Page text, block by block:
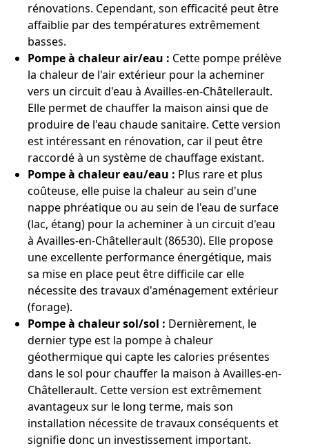
rénovations. Cependant, son efficacité peut être
affaiblie par des températures extrêmement
basses.
Pompe à chaleur air/eau : Cette pompe prélève
la chaleur de l'air extérieur pour la acheminer
vers un circuit d'eau à Availles-en-Châtellerault.
Elle permet de chauffer la maison ainsi que de
produire de l'eau chaude sanitaire. Cette version
est intéressant en rénovation, car il peut être
raccordé à un système de chauffage existant.
Pompe à chaleur eau/eau : Plus rare et plus
coûteuse, elle puise la chaleur au sein d'une
nappe phréatique ou au sein de l'eau de surface
(lac, étang) pour la acheminer à un circuit d'eau
à Availles-en-Châtellerault (86530). Elle propose
une excellente performance énergétique, mais
sa mise en place peut être difficile car elle
nécessite des travaux d'aménagement extérieur
(forage).
Pompe à chaleur sol/sol : Dernièrement, le
dernier type est la pompe à chaleur
géothermique qui capte les calories présentes
dans le sol pour chauffer la maison à Availles-en-
Châtellerault. Cette version est extrêmement
avantageux sur le long terme, mais son
installation nécessite de travaux conséquents et
signifie donc un investissement important.